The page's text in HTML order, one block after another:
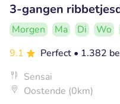
3-gangen
Morgen Ma Di Wo
9.1
Perfect • 1.382
Sensai
Oostende (0km)